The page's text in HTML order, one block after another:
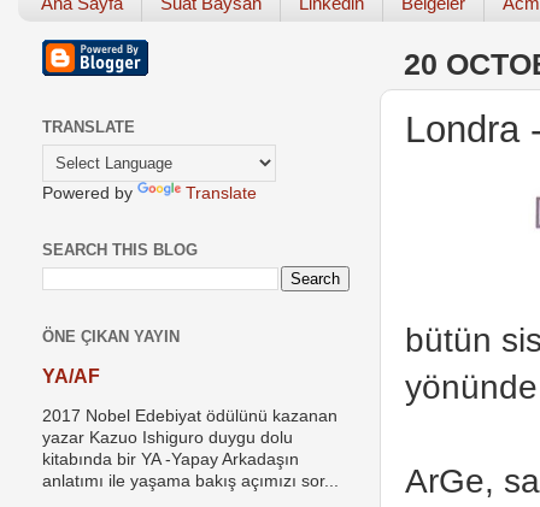
20
Londra
bütün
ArGe,
TRANSLATE
Powered by Translate
SEARCH THIS BLOG
ÖNE ÇIKAN YAYIN
YA/AF
2017 Nobel Edebiyat ödülünü kazanan
yazar Kazuo Ishiguro duygu dolu
kitabında bir YA -Yapay Arkadaşın
anlatımı ile yaşama bakış açımızı sor...